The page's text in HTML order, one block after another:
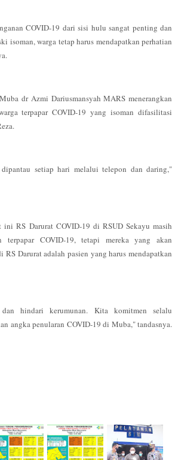
COVID-19 dari sisi hulu sangat penting dan
isoman, warga tetap harus mendapatkan perhatian
dr Azmi Dariusmansyah MARS menerangkan
terpapar COVID-19 yang isoman difasilitasi
dipantau setiap hari melalui telepon dan daring,"
ini RS Darurat COVID-19 di RSUD Sekayu masih
terpapar COVID-19, tetapi mereka yang akan
RS Darurat adalah pasien yang harus mendapatkan
hindari kerumunan. Kita komitmen selalu
angka penularan COVID-19 di Muba," tandasnya.